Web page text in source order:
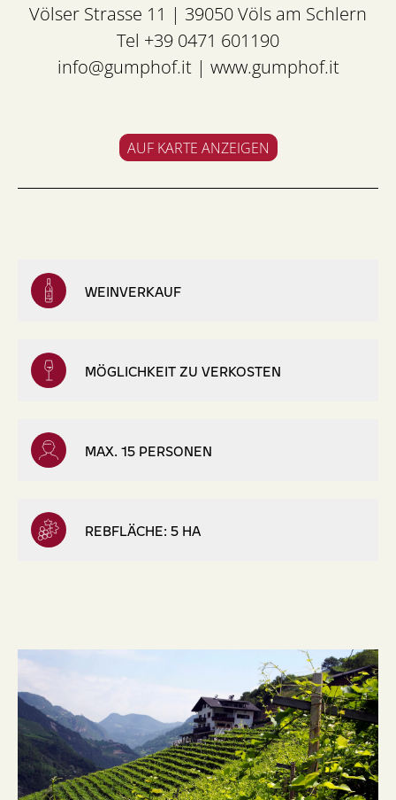
Völser Strasse 11 | 39050 Völs am Schlern
Tel +39 0471 601190
info@gumphof.it| www.gumphof.it
AUF KARTE ANZEIGEN
WEINVERKAUF
MÖGLICHKEIT ZU VERKOSTEN
MAX. 15 PERSONEN
REBFLÄCHE: 5 HA